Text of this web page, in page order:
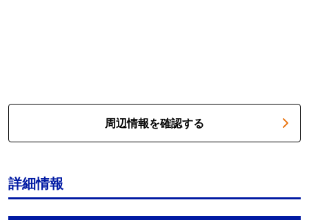
周辺情報を確認する
詳細情報